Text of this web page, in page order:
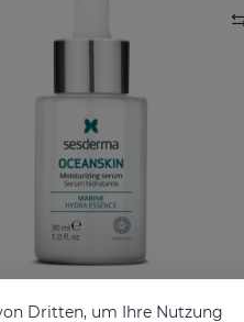
Dritten, um Ihre Nutzung